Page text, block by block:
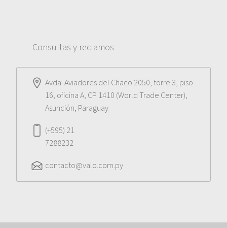
Consultas y reclamos
Avda. Aviadores del Chaco 2050, torre 3, piso
16, oficina A, CP 1410 (World Trade Center),
Asunción, Paraguay
(+595) 21
7288232
contacto@valo.com.py